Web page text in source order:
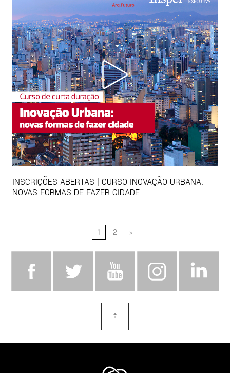
INSCRIÇÕES ABERTAS | CURSO INOVAÇÃO URBANA:
NOVAS FORMAS DE FAZER CIDADE
1 2 >
⇡